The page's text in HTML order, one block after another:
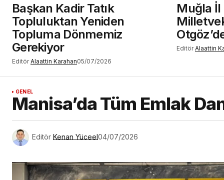
Başkan Kadir Tatık
Topluluktan Yeniden
Topluma Dönmemiz
Gerekiyor
Editör Alaattin Karahan05/07/2026
Muğla İl
Editör Alaattin
GENEL
Manisa’da Tüm Emlak
Editör Kenan Yüceel04/07/2026